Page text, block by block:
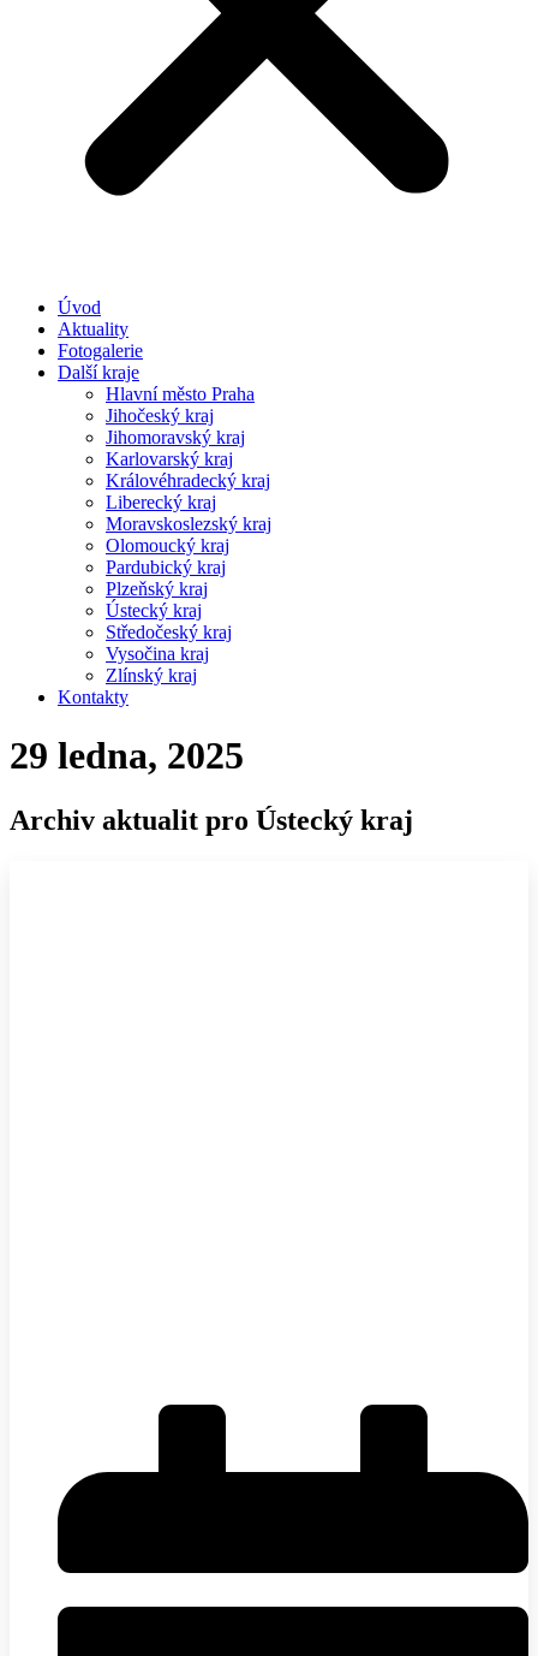
Úvod
Aktuality
Fotogalerie
Další kraje
Hlavní město Praha
Jihočeský kraj
Jihomoravský kraj
Karlovarský kraj
Královéhradecký kraj
Liberecký kraj
Moravskoslezský kraj
Olomoucký kraj
Pardubický kraj
Plzeňský kraj
Ústecký kraj
Středočeský kraj
Vysočina kraj
Zlínský kraj
Kontakty
29 ledna, 2025
Archiv aktualit pro Ústecký kraj